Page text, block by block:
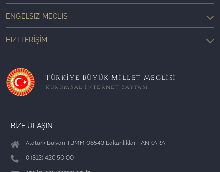
ENGELSIZ MECLIS
HIZLI ERIŞIM
Türkiye Büyük Millet Meclisi
Kurumsal İnternet Sayfası
BİZE ULAŞIN
Atatürk Bulvarı TBMM 06543 Bakanlıklar - ANKARA
0 (312) 420 50 00